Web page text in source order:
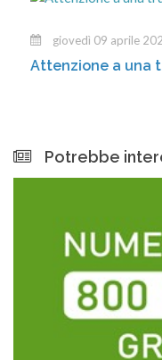
giovedì 09 aprile 2026
Attenzione a una
Potrebbe